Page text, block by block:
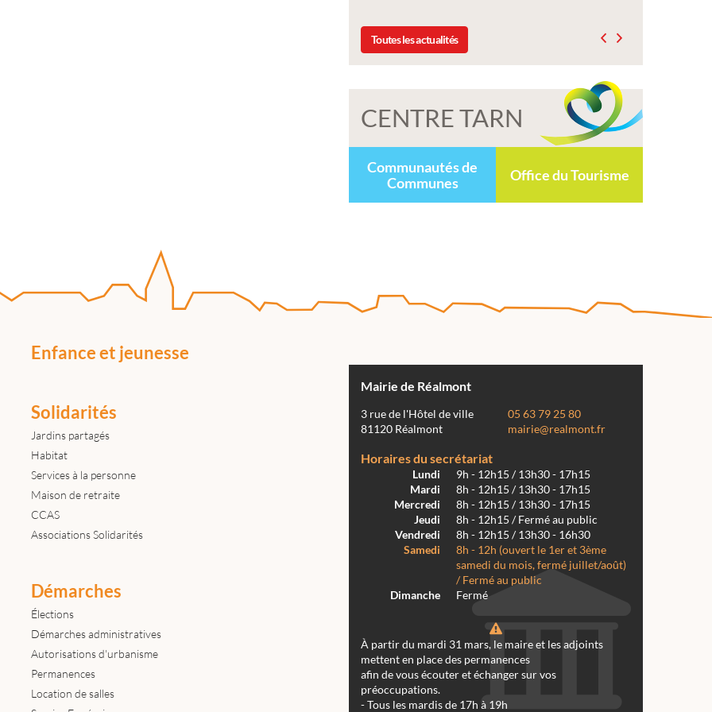
Toutes les actualités
CENTRE TARN
Communautés de
Communes
Office du Tourisme
Enfance et jeunesse
Solidarités
Jardins partagés
Habitat
Services à la personne
Maison de retraite
CCAS
Associations Solidarités
Démarches
Élections
Démarches administratives
Autorisations d'urbanisme
Permanences
Location de salles
Mairie de Réalmont
3 rue de l'Hôtel de ville
81120 Réalmont
05 63 79 25 80
mairie@realmont.fr
Horaires du secrétariat
Lundi
9h - 12h15 / 13h30 - 17h15
Mardi
8h - 12h15 / 13h30 - 17h15
Mercredi
8h - 12h15 / 13h30 - 17h15
Jeudi
8h - 12h15 / Fermé au public
Vendredi
8h - 12h15 / 13h30 - 16h30
Samedi
8h - 12h (ouvert le 1er et 3ème
samedi du mois, fermé juillet/août)
/ Fermé au public
Dimanche
Fermé
À partir du mardi 31 mars, le maire et les adjoints
mettent en place des permanences
afin de vous écouter et échanger sur vos
préoccupations.
- Tous les mardis de 17h à 19h